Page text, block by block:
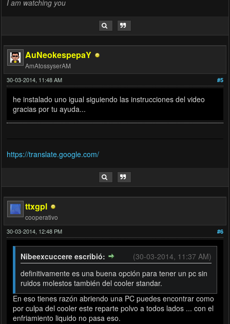
I am watching you
AuNeokespepaY
AmAtossyserAM
#5
30-03-2014, 11:48 AM
he instalado uno igual siguiendo las instrucciones del video
gracias por tu ayuda...
https://translate.google.com/
ttxgpl
cooperativo
#6
30-03-2014, 12:48 PM
(30-03-2014, 11:37 AM)
Nibeexcuccere escribió:
definitivamente es una buena opción para tener un pc sin
ruidos molestos también del cooler standar.
En eso tienes razón abriendo una PC puedes encontrar como
por culpa del cooler este reparte polvo a todos lados ... con el
enfriamiento liquido no pasa eso.